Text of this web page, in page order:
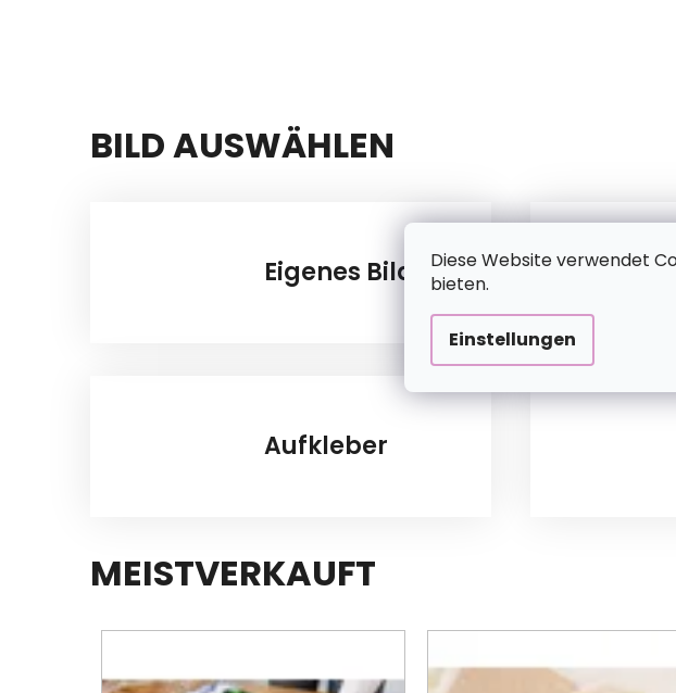
Diese Website verwendet
bieten.
Einstellungen
BILD AUSWÄHLEN
Eigenes Bild
Aufkleber
MEISTVERKAUFT